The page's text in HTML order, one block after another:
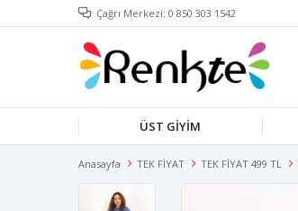
Çağrı Merkezi: 0 850 303 1542
ÜST GİYİM
Anasayfa TEK FİYAT TEK FİYAT 499 TL